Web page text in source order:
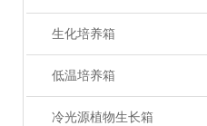
生化培养箱
低温培养箱
冷光源植物生长箱